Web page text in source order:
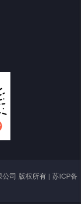
司 版权所有 | 苏ICP备